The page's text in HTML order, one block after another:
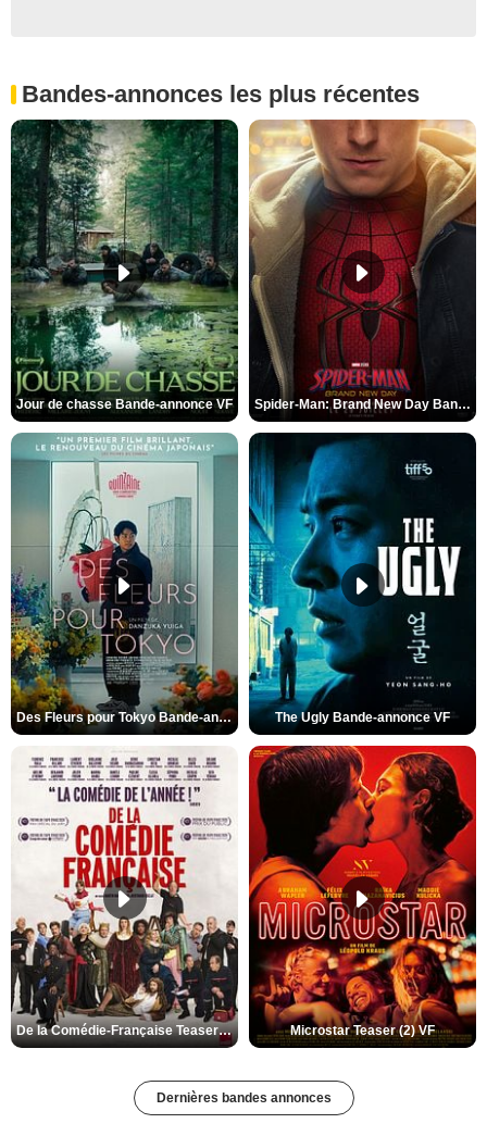
Bandes-annonces les plus récentes
Jour de chasse Bande-annonce VF Spider-Man: Brand New Day Bande-annonce (3) VO STFR
Des Fleurs pour Tokyo Bande-annonce VO STFR The Ugly Bande-annonce VF
De la Comédie-Française Teaser (3) VF Microstar Teaser (2) VF
Dernières bandes annonces